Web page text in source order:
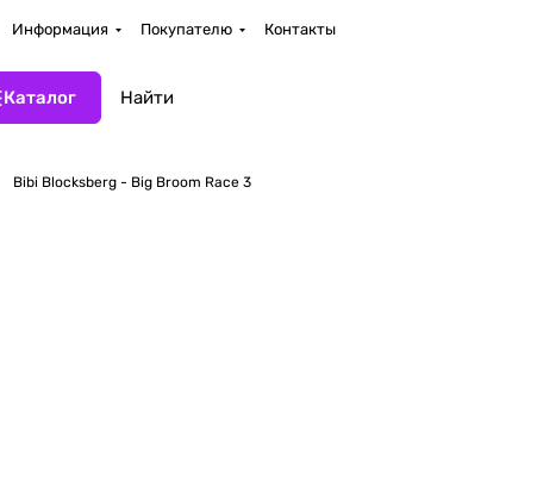
Информация Покупателю Контакты
Каталог
Bibi Blocksberg - Big Broom Race 3